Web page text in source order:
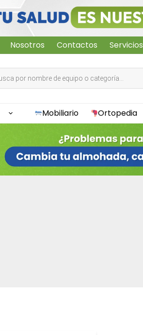
Nosotros Contactos Servicios
Mobiliario Ortopedia